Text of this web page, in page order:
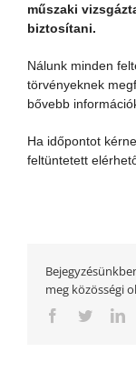
műszaki
biztosítani.
Nálunk minden
törvényeknek
bővebb
Ha időpontot
feltüntetett
meg közösségi
Facebook
Twitter